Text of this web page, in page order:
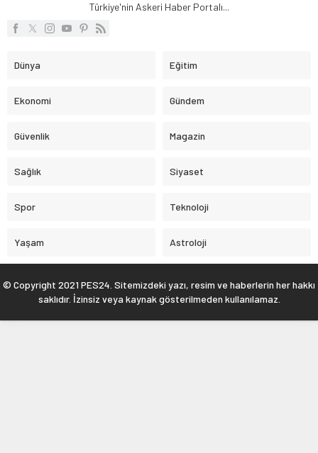
Türkiye'nin Askeri Haber Portalı...
Dünya Eğitim
Ekonomi Gündem
Güvenlik Magazin
Sağlık Siyaset
Spor Teknoloji
Yaşam Astroloji
© Copyright 2021 PES24. Sitemizdeki yazı, resim ve haberlerin her hakkı
saklıdır. İzinsiz veya kaynak gösterilmeden kullanılamaz.